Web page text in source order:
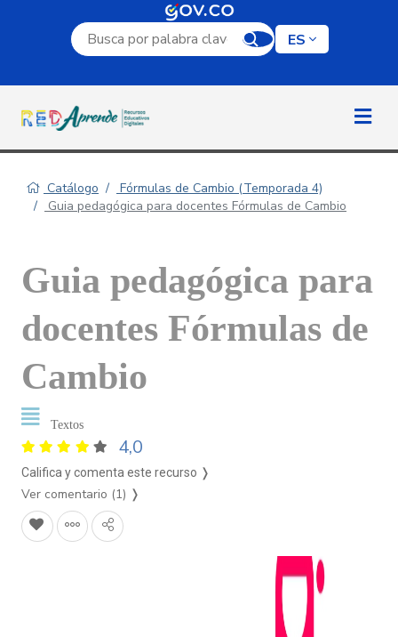
Campo de búsqueda por palabra clave
ES
Catálogo
Fórmulas de Cambio (Temporada 4)
Guia pedagógica para docentes Fórmulas de Cambio
Guia pedagógica para
docentes Fórmulas de
Cambio
Textos
4,0
Califica y comenta este recurso ❭
Ver comentario (1) ❭